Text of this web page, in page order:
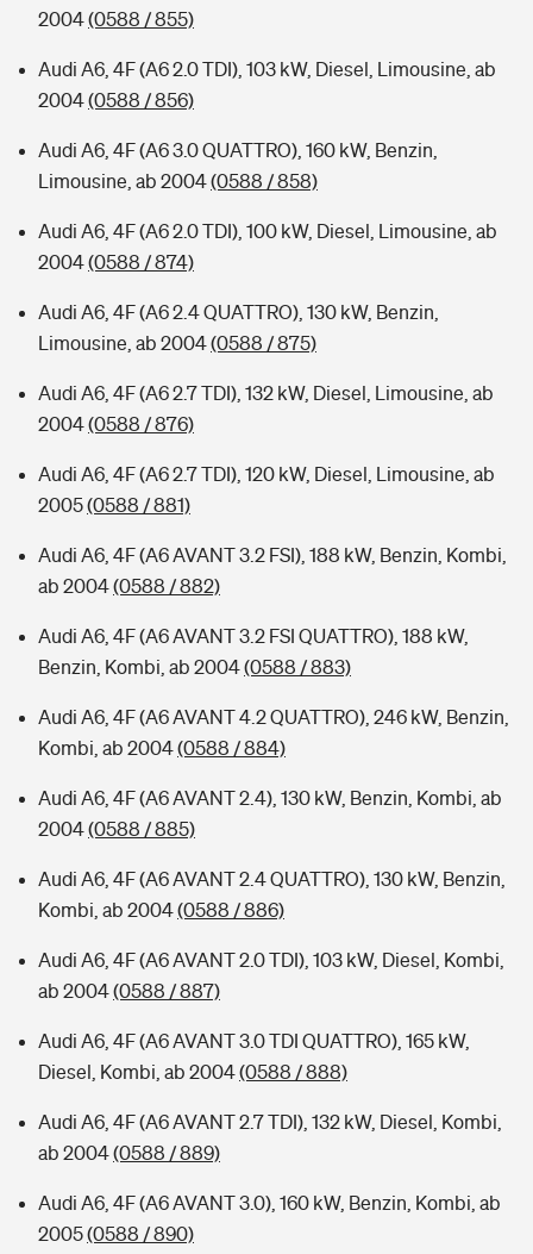
2004(0588 / 855)
Audi A6, 4F (A6 2.0 TDI), 103 kW, Diesel, Limousine, ab
2004(0588 / 856)
Audi A6, 4F (A6 3.0 QUATTRO), 160 kW, Benzin,
Limousine, ab 2004(0588 / 858)
Audi A6, 4F (A6 2.0 TDI), 100 kW, Diesel, Limousine, ab
2004(0588 / 874)
Audi A6, 4F (A6 2.4 QUATTRO), 130 kW, Benzin,
Limousine, ab 2004(0588 / 875)
Audi A6, 4F (A6 2.7 TDI), 132 kW, Diesel, Limousine, ab
2004(0588 / 876)
Audi A6, 4F (A6 2.7 TDI), 120 kW, Diesel, Limousine, ab
2005(0588 / 881)
Audi A6, 4F (A6 AVANT 3.2 FSI), 188 kW, Benzin, Kombi,
ab 2004(0588 / 882)
Audi A6, 4F (A6 AVANT 3.2 FSI QUATTRO), 188 kW,
Benzin, Kombi, ab 2004(0588 / 883)
Audi A6, 4F (A6 AVANT 4.2 QUATTRO), 246 kW, Benzin,
Kombi, ab 2004(0588 / 884)
Audi A6, 4F (A6 AVANT 2.4), 130 kW, Benzin, Kombi, ab
2004(0588 / 885)
Audi A6, 4F (A6 AVANT 2.4 QUATTRO), 130 kW, Benzin,
Kombi, ab 2004(0588 / 886)
Audi A6, 4F (A6 AVANT 2.0 TDI), 103 kW, Diesel, Kombi,
ab 2004(0588 / 887)
Audi A6, 4F (A6 AVANT 3.0 TDI QUATTRO), 165 kW,
Diesel, Kombi, ab 2004(0588 / 888)
Audi A6, 4F (A6 AVANT 2.7 TDI), 132 kW, Diesel, Kombi,
ab 2004(0588 / 889)
Audi A6, 4F (A6 AVANT 3.0), 160 kW, Benzin, Kombi, ab
2005(0588 / 890)